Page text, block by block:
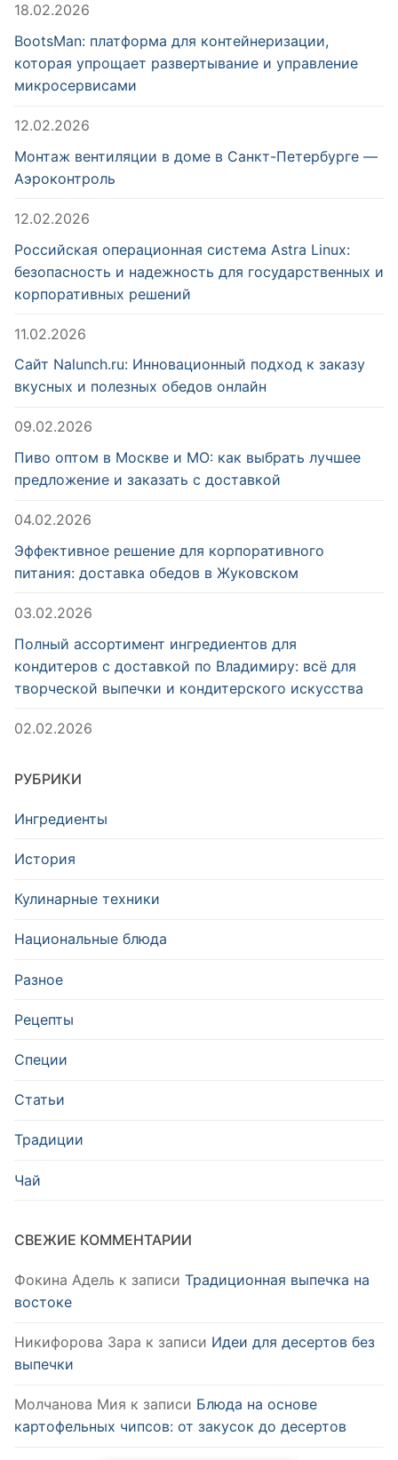
18.02.2026
BootsMan: платформа для контейнеризации,
которая упрощает развертывание и управление
микросервисами
12.02.2026
Монтаж вентиляции в доме в Санкт-Петербурге —
Аэроконтроль
12.02.2026
Российская операционная система Astra Linux:
безопасность и надежность для государственных и
корпоративных решений
11.02.2026
Сайт Nalunch.ru: Инновационный подход к заказу
вкусных и полезных обедов онлайн
09.02.2026
Пиво оптом в Москве и МО: как выбрать лучшее
предложение и заказать с доставкой
04.02.2026
Эффективное решение для корпоративного
питания: доставка обедов в Жуковском
03.02.2026
Полный ассортимент ингредиентов для
кондитеров с доставкой по Владимиру: всё для
творческой выпечки и кондитерского искусства
02.02.2026
РУБРИКИ
Ингредиенты
История
Кулинарные техники
Национальные блюда
Разное
Рецепты
Специи
Статьи
Традиции
Чай
СВЕЖИЕ КОММЕНТАРИИ
Фокина Адель к записи Традиционная выпечка на
востоке
Никифорова Зара к записи Идеи для десертов без
выпечки
Молчанова Мия к записи Блюда на основе
картофельных чипсов: от закусок до десертов